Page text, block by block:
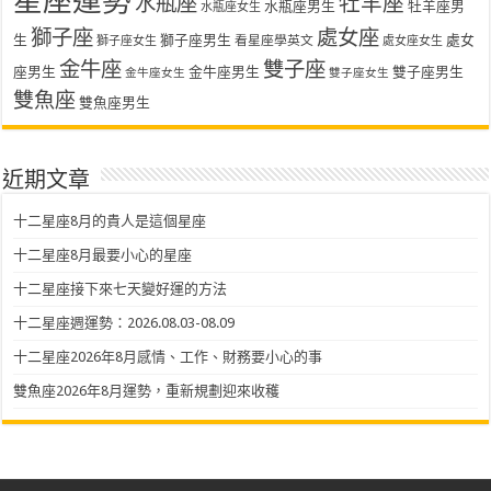
水瓶座女生 水瓶座男生 牡羊座男
生 獅子座 獅子座女生 獅子座男生 看星座學英文 處女座 處女座女生 處女
座男生 金牛座 金牛座女生 金牛座男生 雙子座 雙子座女生 雙子座男生
雙魚座 雙魚座男生
近期文章
十二星座8月的貴人是這個星座
十二星座8月最要小心的星座
十二星座接下來七天變好運的方法
十二星座週運勢：2026.08.03-08.09
十二星座2026年8月感情、工作、財務要小心的事
雙魚座2026年8月運勢，重新規劃迎來收穫